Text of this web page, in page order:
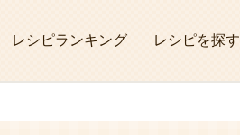
レシピランキング レシピを探す